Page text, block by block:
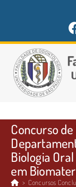
Concurso
Biologia
em
> Concursos